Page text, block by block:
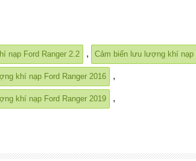
nạp Ford Ranger 2.2 , Cảm biến lưu lượng khí nạp
khí nạp Ford Ranger 2016 ,
khí nạp Ford Ranger 2019 ,